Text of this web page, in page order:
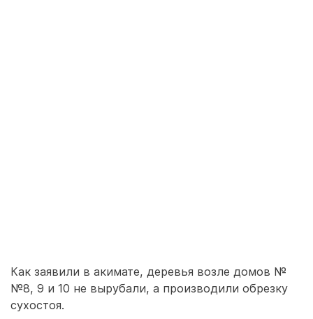
Как заявили в акимате, деревья возле домов №
№8, 9 и 10 не вырубали, а производили обрезку
сухостоя.